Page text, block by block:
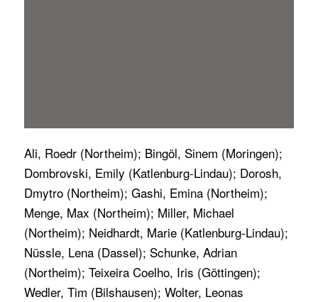
Ali, Roedr (Northeim); Bingöl, Sinem (Moringen);
Dombrovski, Emily (Katlenburg-Lindau); Dorosh,
Dmytro (Northeim); Gashi, Emina (Northeim);
Menge, Max (Northeim); Miller, Michael
(Northeim); Neidhardt, Marie (Katlenburg-Lindau);
Nüssle, Lena (Dassel); Schunke, Adrian
(Northeim); Teixeira Coelho, Iris (Göttingen);
Wedler, Tim (Bilshausen); Wolter, Leonas